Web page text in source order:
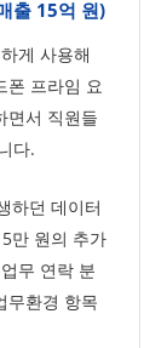
출 15억 원)
게 사용해
폰 프라임 요
면서 직원들
다.
하던 데이터
만 원의 추가
무 연락 분
무환경 항목